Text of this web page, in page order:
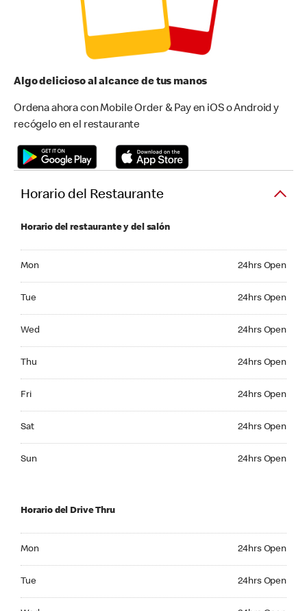
Algo delicioso al alcance de tus manos
Ordena ahora con Mobile Order & Pay en iOS o Android y
recógelo en el restaurante
Horario del Restaurante
Horario del restaurante y del salón
Mon 24hrs Open
Tue 24hrs Open
Wed 24hrs Open
Thu 24hrs Open
Fri 24hrs Open
Sat 24hrs Open
Sun 24hrs Open
Horario del Drive Thru
Mon 24hrs Open
Tue 24hrs Open